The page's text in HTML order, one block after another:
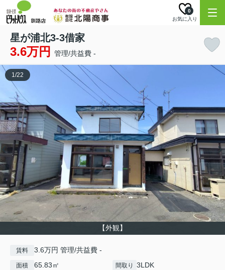
お気に入り
0
星が浦北3-3借家
3.6万円 管理/共益費 -
【外観】
1/22
賃料 3.6万円 管理/共益費 -
面積 65.83㎡ 間取り 3LDK